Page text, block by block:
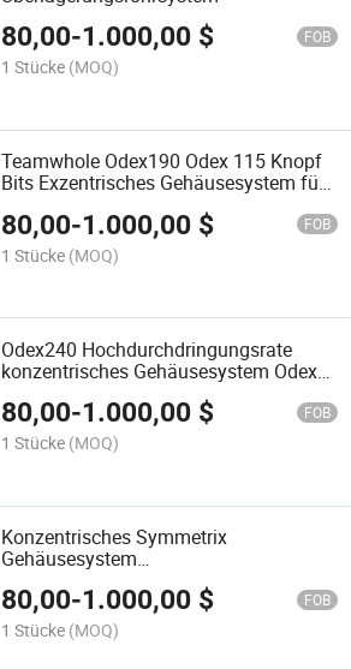
80,00-1.000,00 $ FOB
1 Stücke (MOQ)
Teamwhole Odex190 Odex 115 Knopf
Bits Exzentrisches Gehäusesystem für
80,00-1.000,00 $ FOB
1 Stücke (MOQ)
Odex240 Hochdurchdringungsrate
konzentrisches Gehäusesystem Odex
konzentrisches Gehäusesystem
80,00-1.000,00 $ FOB
1 Stücke (MOQ)
Konzentrisches Symmetrix
Gehäusesystem
Wasserbrunnenbohrpilot-Ringbohrer
P140
80,00-1.000,00 $ FOB
1 Stücke (MOQ)